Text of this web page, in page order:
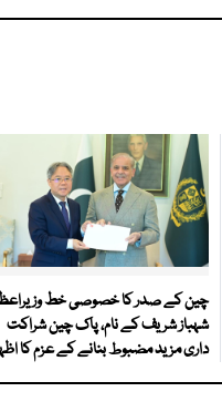
چین کے صدر کا خصوصی خط
شہباز شریف کے نام، پاک چین شراکت
داری مزید مضبوط بنانے کے عزم کا